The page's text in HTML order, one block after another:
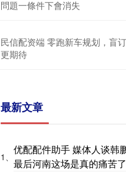
問題一條件下會消失
民信配资端 零跑新车规划，盲
更期待
最新文章
1、
优配配件助手 媒体人谈韩
最后河南这场是真的痛苦了